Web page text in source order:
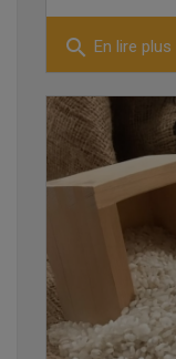
search En lire plus